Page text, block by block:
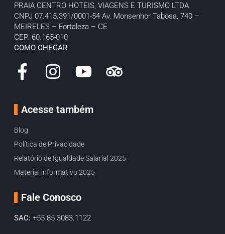
PRAIA CENTRO HOTEIS, VIAGENS E TURISMO LTDA
CNPJ 07.415.391/0001-54 Av. Monsenhor Tabosa, 740 –
MEIRELES – Fortaleza – CE
CEP: 60.165-010
COMO CHEGAR
Acesse também
Blog
Política de Privacidade
Relatório de Igualdade Salarial 2025
Material informativo 2025
Fale Conosco
SAC: +55 85 3083.1122